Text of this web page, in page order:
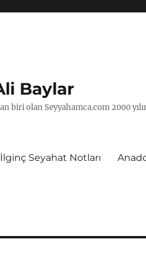
Baylar
biri olan Seyyahamca.com 2000
İlginç Seyahat Notları